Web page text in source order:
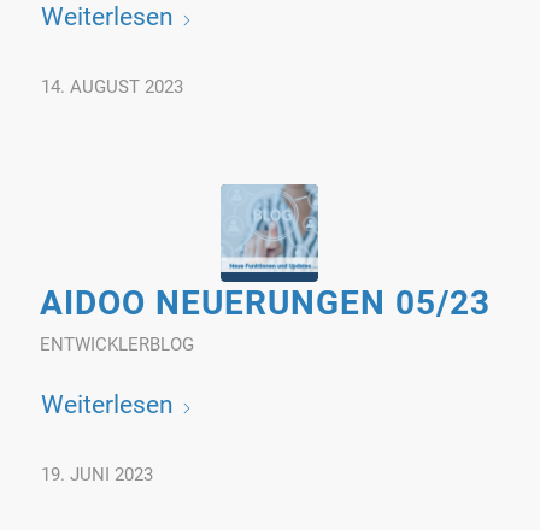
Weiterlesen
14. AUGUST 2023
AIDOO NEUERUNGEN 05/23
ENTWICKLERBLOG
Weiterlesen
19. JUNI 2023